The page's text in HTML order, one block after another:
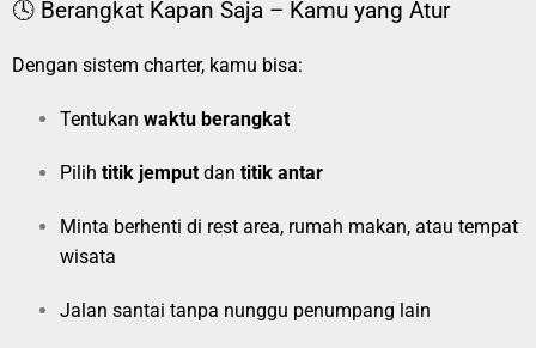
🕓 Berangkat Kapan Saja – Kamu yang Atur
Dengan sistem charter, kamu bisa:
Tentukan waktu berangkat
Pilih titik jemput dan titik antar
Minta berhenti di rest area, rumah makan, atau tempat
wisata
Jalan santai tanpa nunggu penumpang lain